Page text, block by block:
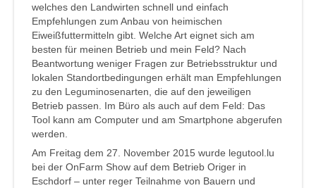
welches den Landwirten schnell und einfach
Empfehlungen zum Anbau von heimischen
Eiweißfuttermitteln gibt. Welche Art eignet sich am
besten für meinen Betrieb und mein Feld? Nach
Beantwortung weniger Fragen zur Betriebsstruktur und
lokalen Standortbedingungen erhält man Empfehlungen
zu den Leguminosenarten, die auf den jeweiligen
Betrieb passen. Im Büro als auch auf dem Feld: Das
Tool kann am Computer und am Smartphone abgerufen
werden.
Am Freitag dem 27. November 2015 wurde legutool.lu
bei der OnFarm Show auf dem Betrieb Origer in
Eschdorf – unter reger Teilnahme von Bauern und